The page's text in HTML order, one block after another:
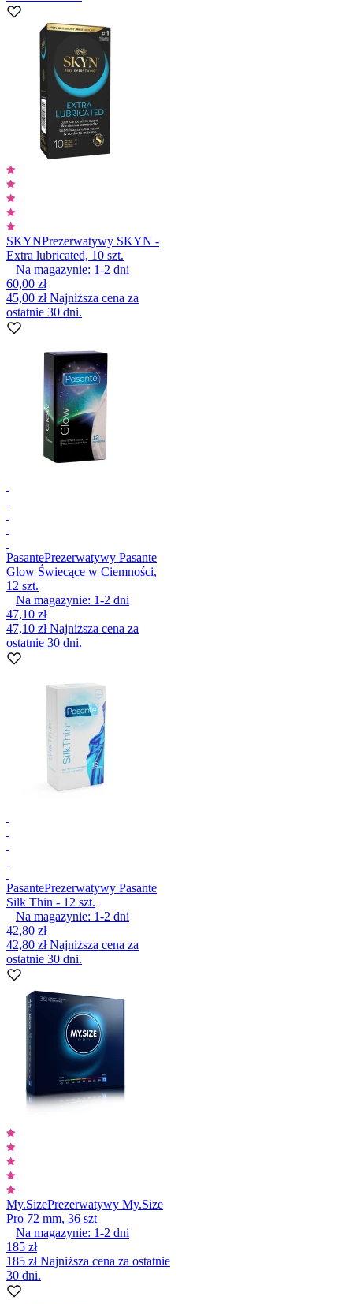
SKYNPrezerwatywy SKYN -
Extra lubricated, 10 szt.
Na magazynie: 1-2 dni
60,00 zł
45,00 złNajniższa cena za
ostatnie 30 dni.
PasantePrezerwatywy Pasante
Glow Świecące w Ciemności,
12 szt.
Na magazynie: 1-2 dni
47,10 zł
47,10 złNajniższa cena za
ostatnie 30 dni.
PasantePrezerwatywy Pasante
Silk Thin - 12 szt.
Na magazynie: 1-2 dni
42,80 zł
42,80 złNajniższa cena za
ostatnie 30 dni.
My.SizePrezerwatywy My.Size
Pro 72 mm, 36 szt
Na magazynie: 1-2 dni
185 zł
185 złNajniższa cena za ostatnie
30 dni.